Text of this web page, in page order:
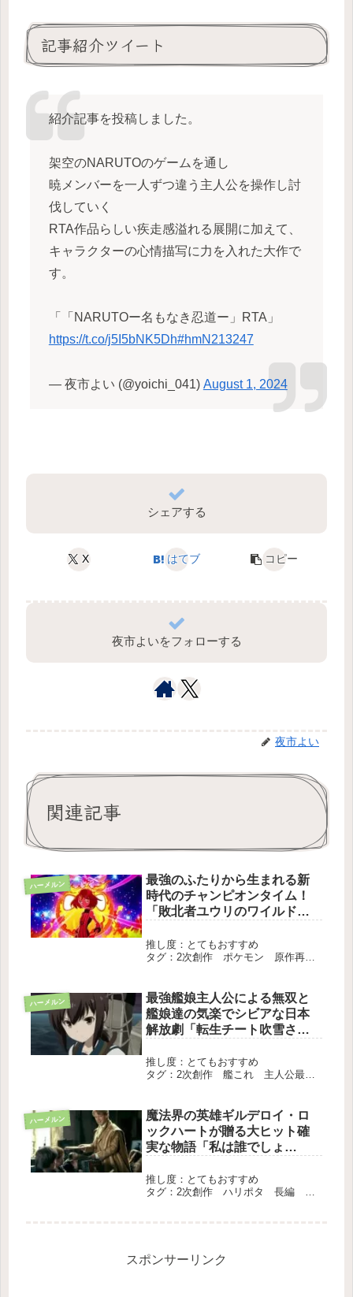
記事紹介ツイート
紹介記事を投稿しました。
架空のNARUTOのゲームを通し
暁メンバーを一人ずつ違う主人公を操作し討
伐していく
RTA作品らしい疾走感溢れる展開に加えて、
キャラクターの心情描写に力を入れた大作で
す。
「「NARUTOー名もなき忍道ー」RTA」
https://t.co/j5I5bNK5Dh#hmN213247
— 夜市よい (@yoichi_041) August 1, 2024
シェアする
X はてブ コピー
夜市よいをフォローする
夜市よい
関連記事
ハーメルン
最強のふたりから生まれる新
時代のチャンピオンタイム！
「敗北者ユウリのワイルドエ
推し度：とてもおすすめ
タグ：2次創作 ポケモン 原作再構
ハーメルン
最強艦娘主人公による無双と
艦娘達の気楽でシビアな日本
解放劇「転生チート吹雪さ
推し度：とてもおすすめ
タグ：2次創作 艦これ 主人公最
ハーメルン
魔法界の英雄ギルデロイ・ロ
ックハートが贈る大ヒット確
実な物語「私は誰でしょ
推し度：とてもおすすめ
タグ：2次創作 ハリポタ 長編 完
スポンサーリンク